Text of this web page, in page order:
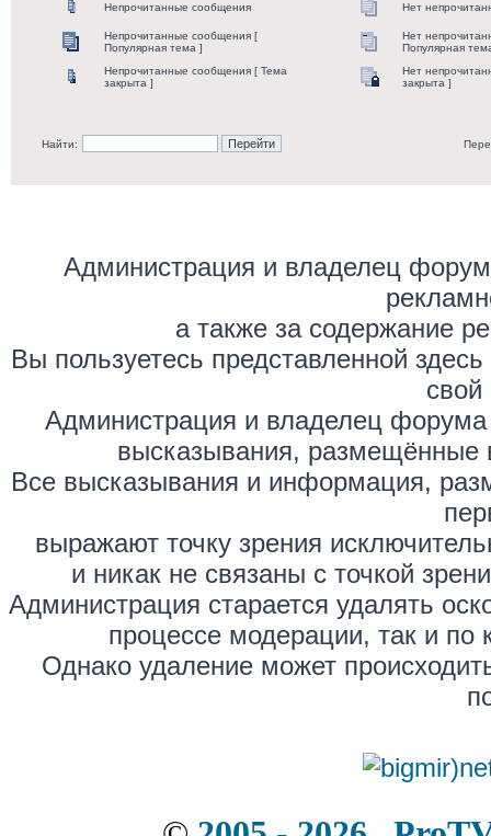
Непрочитанные сообщения Нет
Непрочитанные сообщения [
Популярная тема ]
Нет
Популярная
Непрочитанные сообщения [ Тема
закрыта ]
Нет
закрыта ]
Найти:
Администрация и владелец
а также за содержание
Вы пользуетесь представленной
свой
Администрация и владелец форума
высказывания, размещённые
Все высказывания и информация,
выражают точку зрения
и никак не связаны с точкой
Администрация старается удалять
процессе модерации, так и по
Однако удаление может